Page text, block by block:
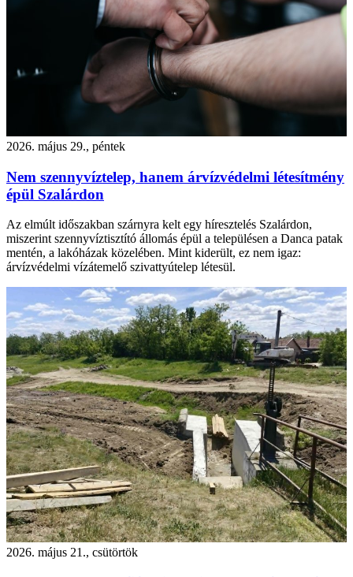
2026. május 29., péntek
Nem szennyvíztelep, hanem árvízvédelmi létesítmény
épül Szalárdon
Az elmúlt időszakban szárnyra kelt egy híresztelés Szalárdon,
miszerint szennyvíztisztító állomás épül a településen a Danca patak
mentén, a lakóházak közelében. Mint kiderült, ez nem igaz:
árvízvédelmi vízátemelő szivattyútelep létesül.
2026. május 21., csütörtök